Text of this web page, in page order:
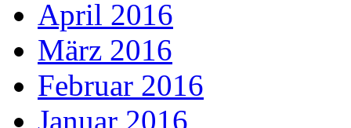
April 2016
März 2016
Februar 2016
Januar 2016